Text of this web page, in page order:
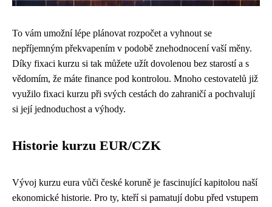
To vám umožní lépe plánovat rozpočet a vyhnout se
nepříjemným překvapením v podobě znehodnocení vaší měny.
Díky fixaci kurzu si tak můžete užít dovolenou bez starostí a s
vědomím, že máte finance pod kontrolou. Mnoho cestovatelů již
využilo fixaci kurzu při svých cestách do zahraničí a pochvalují
si její jednoduchost a výhody.
Historie kurzu EUR/CZK
Vývoj kurzu eura vůči české koruně je fascinující kapitolou naší
ekonomické historie. Pro ty, kteří si pamatují dobu před vstupem